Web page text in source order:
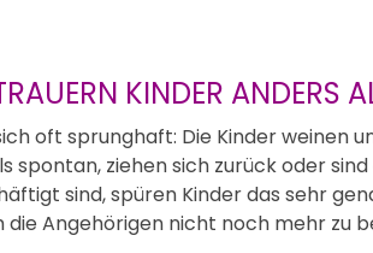
KINDER ANDERS
oft sprunghaft: Die Kinder weinen
spontan, ziehen sich zurück oder
sind, spüren Kinder das sehr
die Angehörigen nicht noch mehr zu